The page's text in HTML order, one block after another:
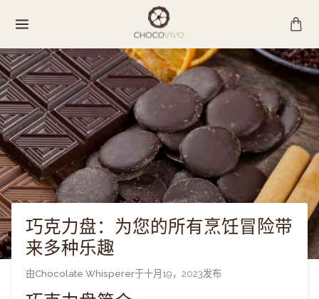
容
巧克力盘：为您的所有烹饪冒险带
来多种乐趣
由Chocolate Whisperer于十月19，2023发布